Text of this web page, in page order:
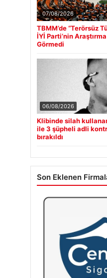
07/08/2026
TBMM’de “Terörsüz
İYİ Parti’nin
Görmedi
06/08/2026
Klibinde silah
ile 3 şüpheli adli
bırakıldı
Son Eklenen